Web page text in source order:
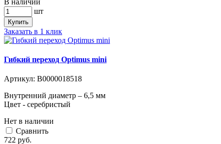
В наличии
шт
Купить
Заказать в 1 клик
Гибкий переход Optimus mini
Артикул: В0000018518
Внутренний диаметр – 6,5 мм
Цвет - серебристый
Нет в наличии
Cравнить
722 руб.